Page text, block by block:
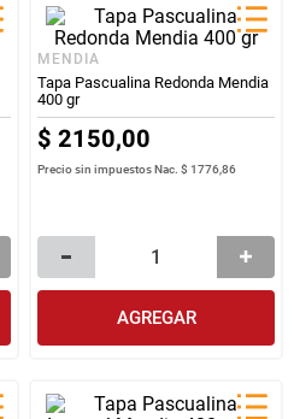
MENDIA
Tapa Pascualina Redonda Mendia
400 gr
$ 2150,00
Precio sin impuestos Nac.$ 1776,86
AGREGAR